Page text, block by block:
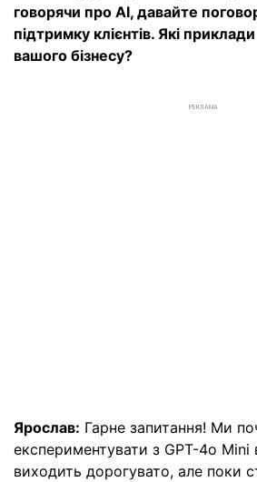
говорячи про AI, давайте
підтримку клієнтів. Які
вашого бізнесу?
РЕКЛАМА
Ярослав: Гарне запитання! Ми
експериментувати з GPT-4o Mini
виходить дорогувато, але поки